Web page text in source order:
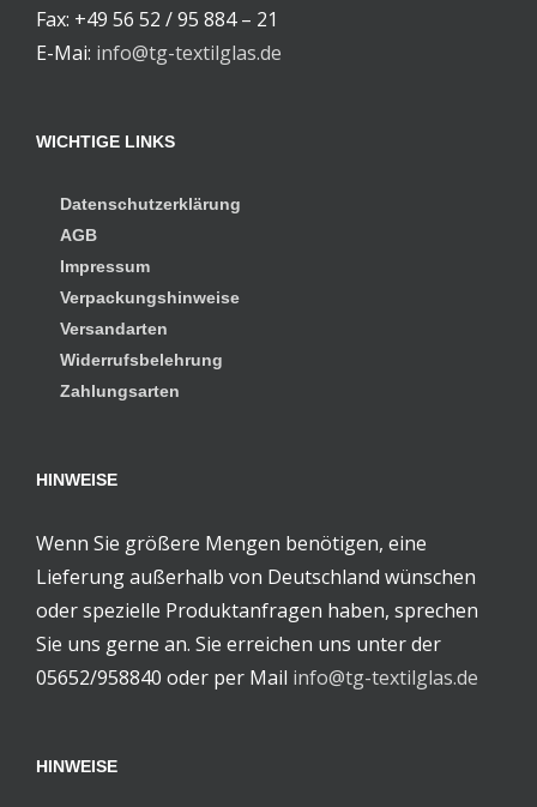
Fax: +49 56 52 / 95 884 – 21
E-Mai: info@tg-textilglas.de
WICHTIGE LINKS
Datenschutzerklärung
AGB
Impressum
Verpackungshinweise
Versandarten
Widerrufsbelehrung
Zahlungsarten
HINWEISE
Wenn Sie größere Mengen benötigen, eine
Lieferung außerhalb von Deutschland wünschen
oder spezielle Produktanfragen haben, sprechen
Sie uns gerne an. Sie erreichen uns unter der
05652/958840 oder per Mail info@tg-textilglas.de
HINWEISE